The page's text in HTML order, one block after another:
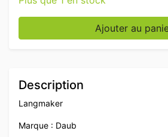
quantité de Daub Langmaker
Ajouter au
Description
Langmaker
Marque : Daub